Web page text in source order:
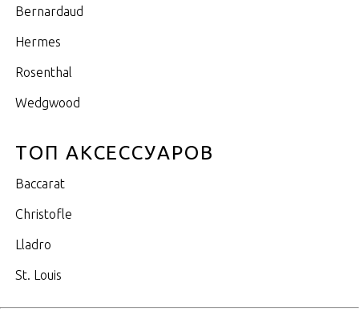
Bernardaud
Hermes
Rosenthal
Wedgwood
ТОП АКСЕССУАРОВ
Baccarat
Christofle
Lladro
St. Louis